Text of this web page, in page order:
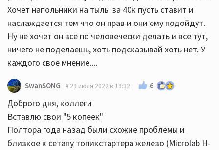
Хочет напольники на тылы за 40к пусть ставит и
наслаждается тем что он прав и они ему подойдут.
Ну не хочет он все по человечески делать и все тут,
ничего не поделаешь, хоть подсказывай хоть нет. У
каждого свое мнение....
SwanSONG 29 июля 2022 в 19:32 6
Доброго дня, коллеги
Вставлю свои "5 копеек"
Полтора года назад были схожие проблемы и
близкое к сетапу топикстартера железо (Microlab H-